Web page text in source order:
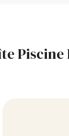
Piscine